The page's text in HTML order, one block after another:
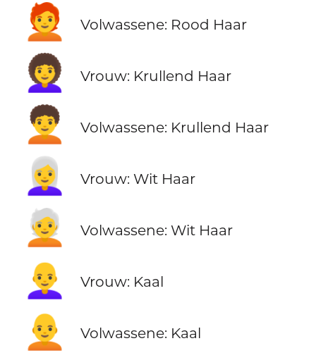
🧑‍🦰 Volwassene: Rood Haar
👩‍🦱 Vrouw: Krullend Haar
🧑‍🦱 Volwassene: Krullend Haar
👩‍🦳 Vrouw: Wit Haar
🧑‍🦳 Volwassene: Wit Haar
👩‍🦲 Vrouw: Kaal
🧑‍🦲 Volwassene: Kaal